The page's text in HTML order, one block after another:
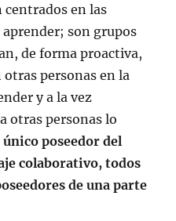
centrados en las
son grupos
de forma proactiva,
personas en la
y a la vez
otras personas lo
único poseedor del
colaborativo, todos
de una parte